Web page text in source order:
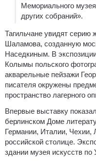
Мемориального
других собраний».
Тагильчане увидят серию
Шаламова, созданную
Наседкиным. В
Колымы польского
акварельные пейзажи
писателя окружены
пространство лагерного
Впервые выставку
берлинском Доме
Германии, Италии,
российской столице.
здании музея искусств по